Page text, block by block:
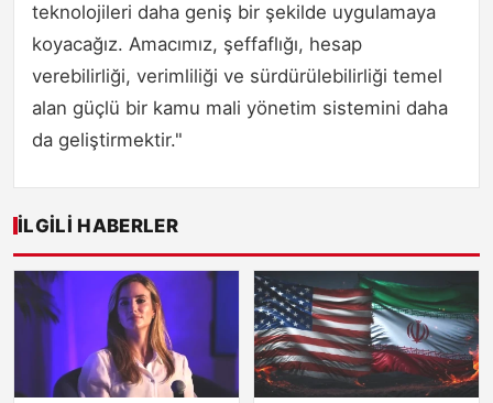
teknolojileri daha geniş bir şekilde uygulamaya
koyacağız. Amacımız, şeffaflığı, hesap
verebilirliği, verimliliği ve sürdürülebilirliği temel
alan güçlü bir kamu mali yönetim sistemini daha
da geliştirmektir."
İLGILI HABERLER